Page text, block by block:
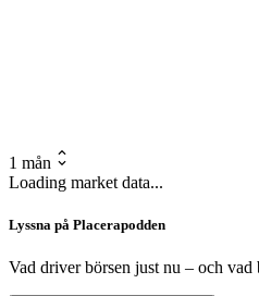
1 mån
Loading market data...
Lyssna på Placerapodden
Vad driver börsen just nu – och